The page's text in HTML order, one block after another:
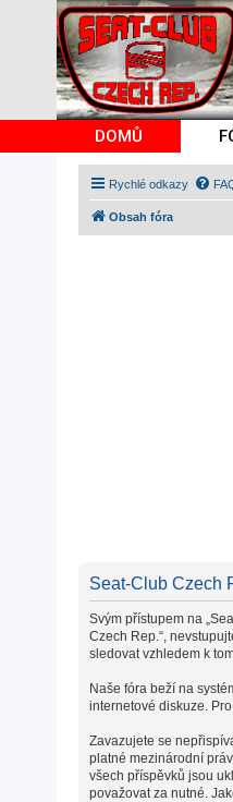
DOMŮ
Rychlé odkazy
Obsah fóra
Seat-Club Czech
Svým přístupem na
Czech Rep.“,
sledovat vzhledem k
Naše fóra beží na
internetové diskuze.
Zavazujete se
platné mezinárodní
všech příspěvků jsou
považovat za nutné.